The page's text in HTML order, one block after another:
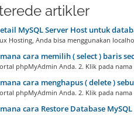
artikler
MySQL Server Host untuk
Hosting, Anda bisa menggunakan
cara memilih ( select ) baris
phpMyAdmin Anda. 2. Klik pada
cara menghapus ( delete )
phpMyAdmin Anda. 2. Klik pada
cara Restore Database